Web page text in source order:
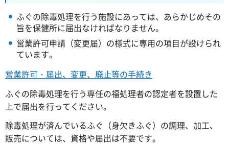
ふぐの除毒処理を行う施設にあっては、あらかじめその
旨を保健所に届出なければなりません。
営業許可申請（変更届）の様式に専用の項目が設けられ
ています。
営業許可・届出、変更、廃止等の手続き
ふぐの除毒処理を行う専任の福処理者の認定者を設置した
上で届出を行ってください。
除毒処理が済んでいるふぐ（身欠きふぐ）の調理、加工、
販売については、資格や届出は不要です。